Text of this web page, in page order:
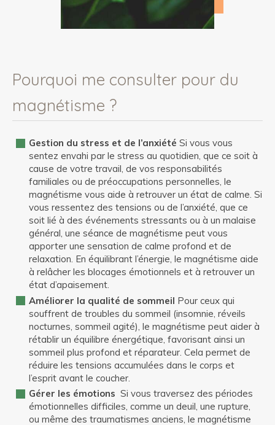
Pourquoi me consulter pour du
magnétisme ?
Gestion du stress et de l’anxiété Si vous vous
sentez envahi par le stress au quotidien, que ce soit à
cause de votre travail, de vos responsabilités
familiales ou de préoccupations personnelles, le
magnétisme vous aide à retrouver un état de calme. Si
vous ressentez des tensions ou de l’anxiété, que ce
soit lié à des événements stressants ou à un malaise
général, une séance de magnétisme peut vous
apporter une sensation de calme profond et de
relaxation. En équilibrant l’énergie, le magnétisme aide
à relâcher les blocages émotionnels et à retrouver un
état d’apaisement.
Améliorer la qualité de sommeil Pour ceux qui
souffrent de troubles du sommeil (insomnie, réveils
nocturnes, sommeil agité), le magnétisme peut aider à
rétablir un équilibre énergétique, favorisant ainsi un
sommeil plus profond et réparateur. Cela permet de
réduire les tensions accumulées dans le corps et
l’esprit avant le coucher.
Gérer les émotions Si vous traversez des périodes
émotionnelles difficiles, comme un deuil, une rupture,
ou même des traumatismes anciens, le magnétisme